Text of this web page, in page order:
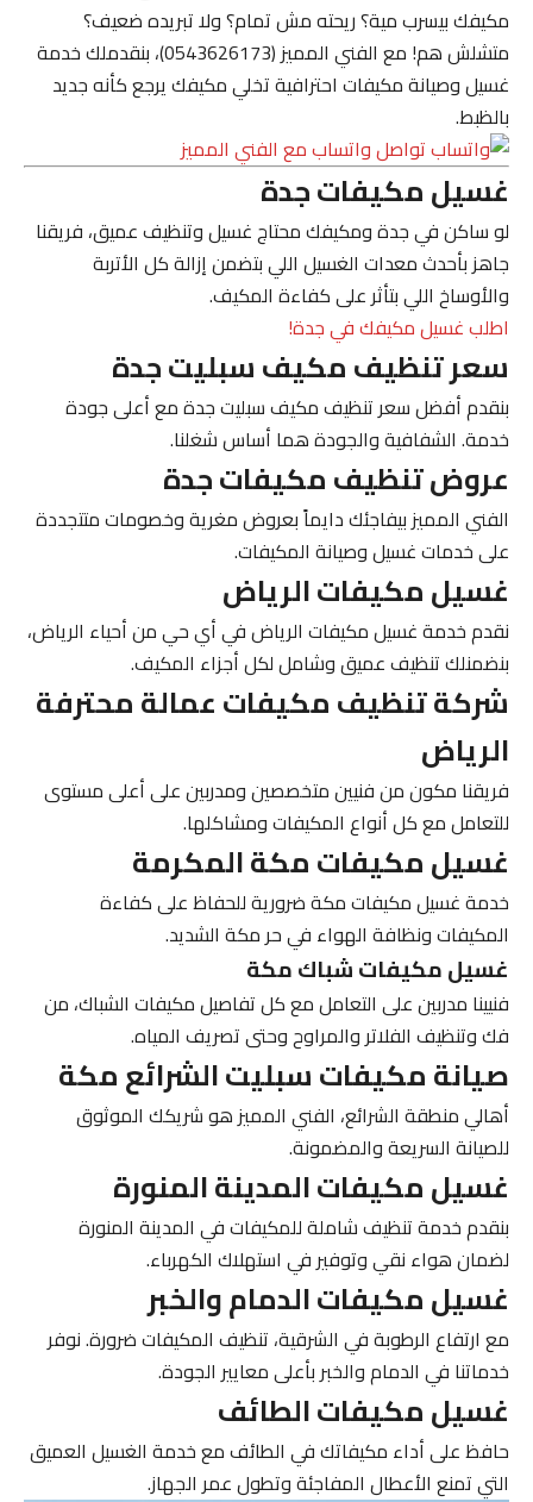
مكيفك بيسرب مية؟ ريحته مش تمام؟ ولا تبريده ضعيف؟
متشلش هم! معالفني المميز (0543626173)
، بنقدملك خدمة
غسيل وصيانة مكيفات احترافية تخلي مكيفك يرجع كأنه جديد
بالظبط.
تواصل واتساب مع الفني المميز
غسيل مكيفات جدة
لو ساكن فيجدةومكيفك محتاج غسيل وتنظيف عميق، فريقنا
جاهز بأحدث معدات الغسيل اللي بتضمن إزالة كل الأتربة
والأوساخ اللي بتأثر على كفاءة المكيف.
اطلب غسيل مكيفك في جدة!
سعر تنظيف مكيف سبليت جدة
بنقدم أفضلسعر تنظيف مكيف سبليت جدةمع أعلى جودة
خدمة. الشفافية والجودة هما أساس شغلنا.
عروض تنظيف مكيفات جدة
الفني المميزبيفاجئك دايماً بعروض مغرية وخصومات متتجددة
على خدمات غسيل وصيانة المكيفات.
غسيل مكيفات الرياض
نقدم خدمةغسيل مكيفات الرياضفي أي حي من أحياء الرياض،
بنضمنلك تنظيف عميق وشامل لكل أجزاء المكيف.
شركة تنظيف مكيفات عمالة محترفة
الرياض
فريقنا مكون من فنيين متخصصين ومدربين على أعلى مستوى
للتعامل مع كل أنواع المكيفات ومشاكلها.
غسيل مكيفات مكة المكرمة
خدمةغسيل مكيفات مكةضرورية للحفاظ على كفاءة
المكيفات ونظافة الهواء في حر مكة الشديد.
غسيل مكيفات شباك مكة
فنيينا مدربين على التعامل مع كل تفاصيل مكيفات الشباك، من
فك وتنظيف الفلاتر والمراوح وحتى تصريف المياه.
صيانة مكيفات سبليت الشرائع مكة
أهالي منطقة الشرائع،الفني المميزهو شريكك الموثوق
للصيانة السريعة والمضمونة.
غسيل مكيفات المدينة المنورة
بنقدم خدمة تنظيف شاملة للمكيفات في المدينة المنورة
لضمان هواء نقي وتوفير في استهلاك الكهرباء.
غسيل مكيفات الدمام والخبر
مع ارتفاع الرطوبة في الشرقية، تنظيف المكيفات ضرورة. نوفر
خدماتنا في الدمام والخبر بأعلى معايير الجودة.
غسيل مكيفات الطائف
حافظ على أداء مكيفاتك في الطائف مع خدمة الغسيل العميق
التي تمنع الأعطال المفاجئة وتطول عمر الجهاز.